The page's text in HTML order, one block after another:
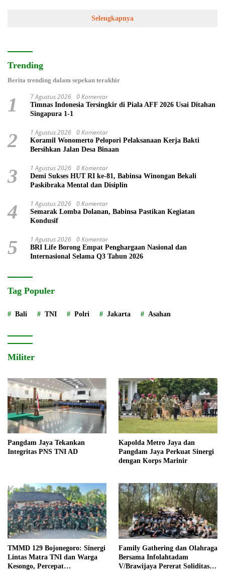
Selengkapnya
Trending
Berita trending dalam sepekan terakhir
1 7 Agustus 2026 0 Komentar
Timnas Indonesia Tersingkir di Piala AFF 2026 Usai Ditahan
Singapura 1-1
2 1 Agustus 2026 0 Komentar
Koramil Wonomerto Pelopori Pelaksanaan Kerja Bakti
Bersihkan Jalan Desa Binaan
3 1 Agustus 2026 0 Komentar
Demi Sukses HUT RI ke-81, Babinsa Winongan Bekali
Paskibraka Mental dan Disiplin
4 1 Agustus 2026 0 Komentar
Semarak Lomba Dolanan, Babinsa Pastikan Kegiatan
Kondusif
5 1 Agustus 2026 0 Komentar
BRI Life Borong Empat Penghargaan Nasional dan
Internasional Selama Q3 Tahun 2026
Tag Populer
Bali TNI Polri Jakarta Asahan
Militer
Pangdam Jaya Tekankan
Integritas PNS TNI AD
Kapolda Metro Jaya dan
Pangdam Jaya Perkuat Sinergi
dengan Korps Marinir
TMMD 129 Bojonegoro: Sinergi
Lintas Matra TNI dan Warga
Kesongo, Percepat
Family Gathering dan Olahraga
Bersama Infolahtadam
V/Brawijaya Pererat Soliditas